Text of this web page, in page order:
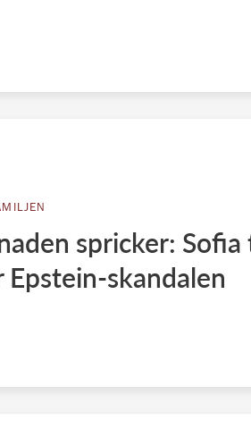
spricker:
Epstein-skandalen